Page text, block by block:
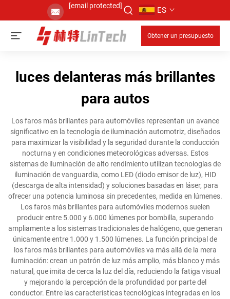
[email protected] ES
Obtener un presupuesto
luces delanteras más brillantes
para autos
Los faros más brillantes para automóviles representan un avance
significativo en la tecnología de iluminación automotriz, diseñados
para maximizar la visibilidad y la seguridad durante la conducción
nocturna y en condiciones meteorológicas adversas. Estos
sistemas de iluminación de alto rendimiento utilizan tecnologías de
iluminación de vanguardia, como LED (diodo emisor de luz), HID
(descarga de alta intensidad) y soluciones basadas en láser, para
ofrecer una potencia luminosa sin precedentes, medida en lúmenes.
Los faros más brillantes para automóviles modernos suelen
producir entre 5.000 y 6.000 lúmenes por bombilla, superando
ampliamente a los sistemas tradicionales de halógeno, que generan
únicamente entre 1.000 y 1.500 lúmenes. La función principal de
los faros más brillantes para automóviles va más allá de la mera
iluminación: crean un patrón de luz más amplio, más blanco y más
natural, que imita de cerca la luz del día, reduciendo la fatiga visual
y mejorando la percepción de la profundidad por parte del
conductor. Entre las características tecnológicas integradas en los